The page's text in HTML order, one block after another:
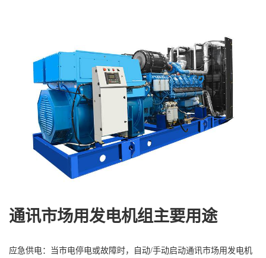
通讯市场用发电机组主要用途‌
‌应急供电‌：当市电停电或故障时，自动/手动启动通讯市场用发电机